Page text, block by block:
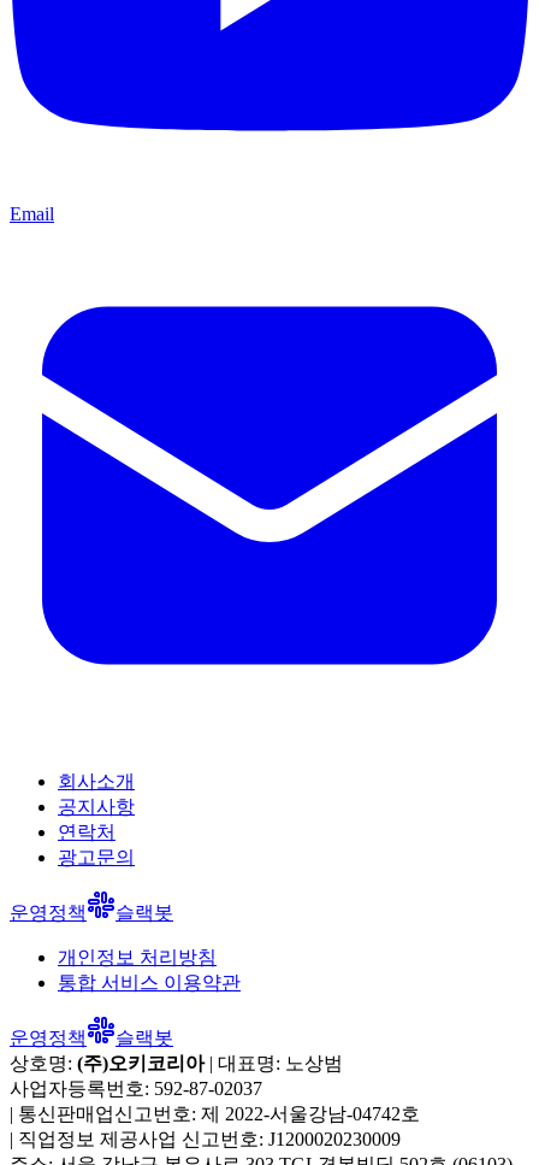
Email
회사소개
공지사항
연락처
광고문의
운영정책 슬랙봇
개인정보 처리방침
통합 서비스 이용약관
운영정책
슬랙봇
상호명: (주)오키코리아| 대표명: 노상범
사업자등록번호: 592-87-02037
| 통신판매업신고번호: 제 2022-서울강남-04742호
| 직업정보 제공사업 신고번호: J1200020230009